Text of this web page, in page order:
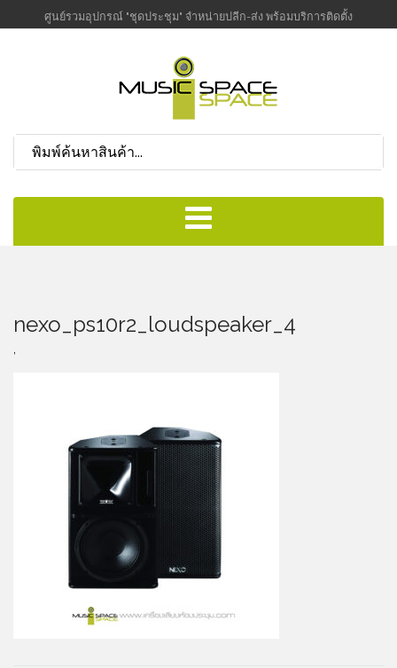
ศูนย์รวมอุปกรณ์ "ชุดประชุม" จำหน่ายปลีก-ส่ง พร้อมบริการติดตั้ง
nexo_ps10r2_loudspeaker_4